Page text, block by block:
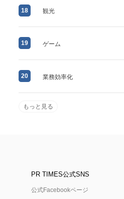
18 観光
19 ゲーム
20 業務効率化
もっと見る
PR TIMES公式SNS
公式Facebookページ